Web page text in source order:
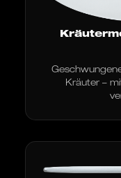
Kräuter –